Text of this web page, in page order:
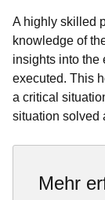
A highly skilled
knowledge of
insights into the
executed. This
a critical
situation solved
Mehr